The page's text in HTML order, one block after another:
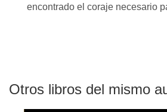
encontrado el coraje necesario
Otros libros del mismo